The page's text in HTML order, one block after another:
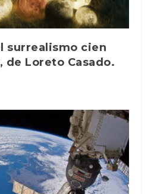
surrealismo cien
de Loreto Casado.